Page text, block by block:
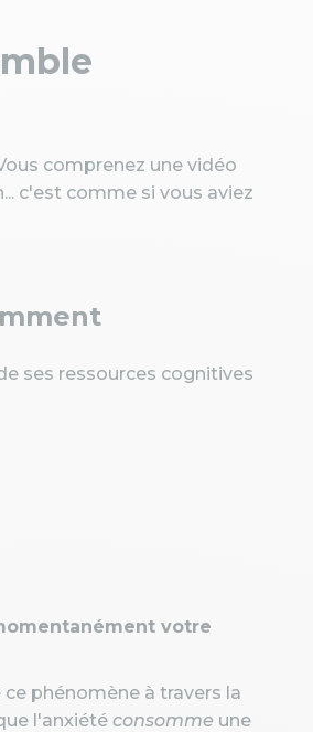
comprenez une vidéo
c'est comme si vous aviez
ses ressources cognitives
votre
phénomène à travers la
l'anxiété consomme une